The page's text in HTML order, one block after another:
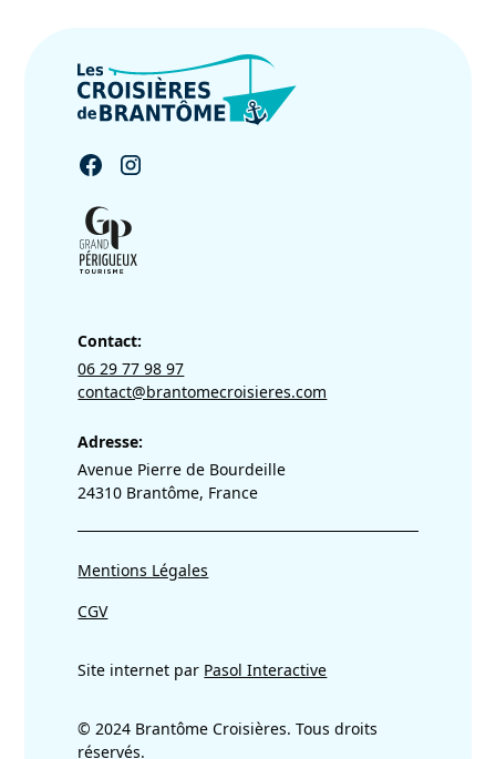
Contact:
06 29 77 98 97
contact@brantomecroisieres.com
Adresse:
Avenue Pierre de Bourdeille
24310 Brantôme, France
© 2024 Brantôme Croisières. Tous droits
réservés.
Site internet par Pasol Interactive
Mentions Légales
CGV